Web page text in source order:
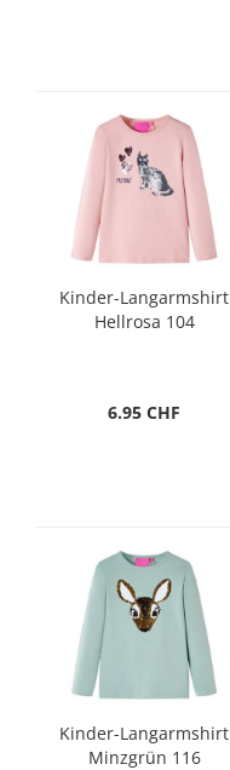
Kinder-Langarmshirt
Hellrosa 104
6.95 CHF
Kinder-Langarmshirt
Minzgrün 116